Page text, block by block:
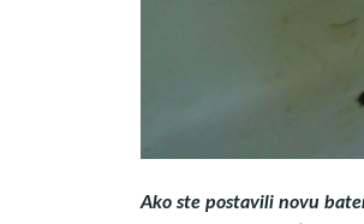
Ako ste postavili novu